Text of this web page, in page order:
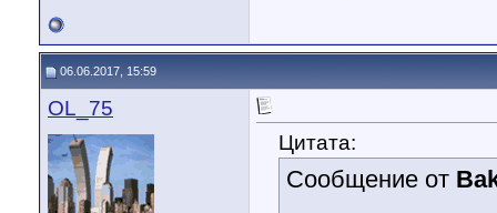
06.06.2017, 15:59
OL_75
Цитата:
Сообщение от